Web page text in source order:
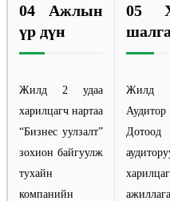
04 Ажлын
үр дүн
Жилд 2 удаа
харилцагч нартаа
“Бизнес уулзалт”
зохион байгуулж
тухайн
компанийн
05
Жилд
Дотоод